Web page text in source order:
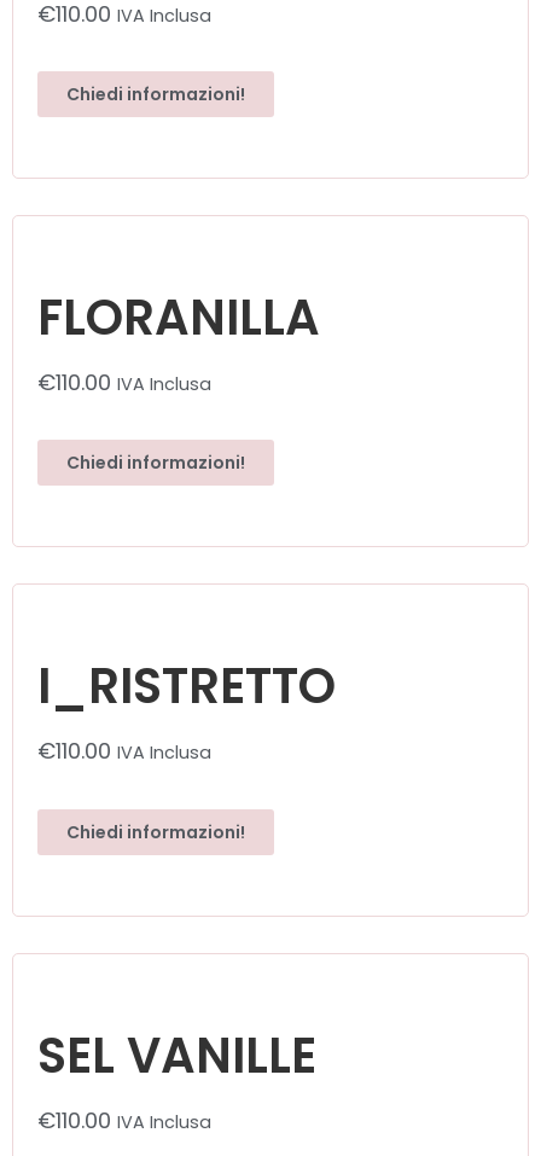
€110.00 IVA Inclusa
Chiedi informazioni!
FLORANILLA
€110.00 IVA Inclusa
Chiedi informazioni!
I_RISTRETTO
€110.00 IVA Inclusa
Chiedi informazioni!
SEL VANILLE
€110.00 IVA Inclusa